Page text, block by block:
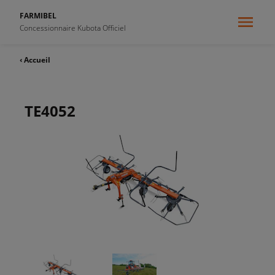
FARMIBEL
Concessionnaire Kubota Officiel
‹ Accueil
TE4052